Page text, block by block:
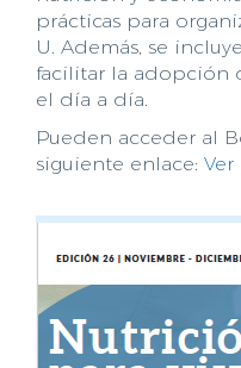
prácticas para
U. Además, se
facilitar la adopción
el día a día.
Pueden acceder al
siguiente enlace: